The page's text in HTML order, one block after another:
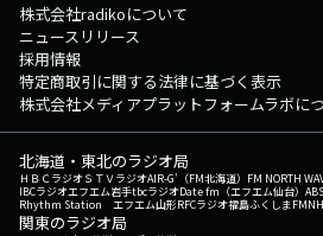
株式会社radikoについて
ニュースリリース
採用情報
特定商取引に関する法律に基づく表示
株式会社メディアプラットフォームラボに
北海道・東北のラジオ局
ＨＢＣラジオＳＴＶラジオAIR-G'（FM北海道） FM NORTH
IBCラジオエフエム岩手tbcラジオDate fm（エフエム仙台）
Rhythm Station エフエム山形RFCラジオ福島ふくしまFM
関東のラジオ局